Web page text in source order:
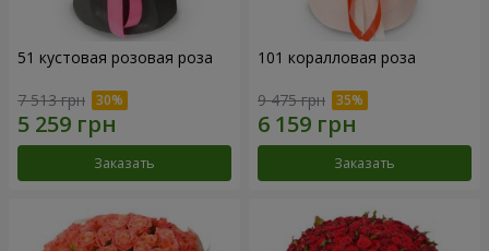
51 кустовая розовая роза
7 513 грн
Заказать
101 коралловая роза
9 475 грн
Заказать